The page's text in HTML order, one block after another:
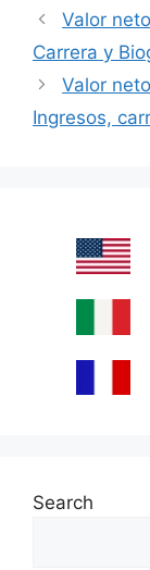
Valor
Carrera y
Valor
Ingresos,
Search